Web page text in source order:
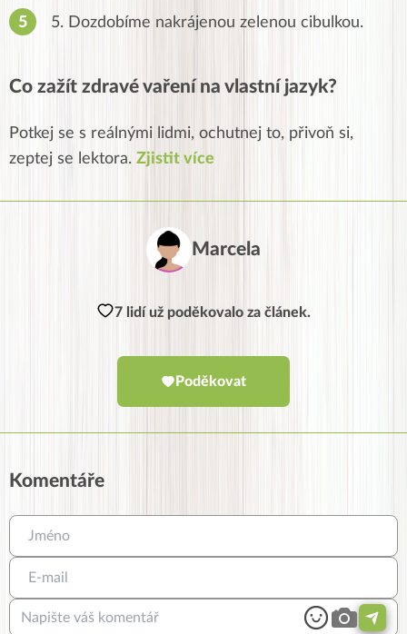
5. Dozdobíme nakrájenou zelenou cibulkou.
Co zažít zdravé vaření na vlastní jazyk?
Potkej se s reálnými lidmi, ochutnej to, přivoň si,
zeptej se lektora. Zjistit více
Marcela
7 lidí už poděkovalo za článek.
Poděkovat
Komentáře